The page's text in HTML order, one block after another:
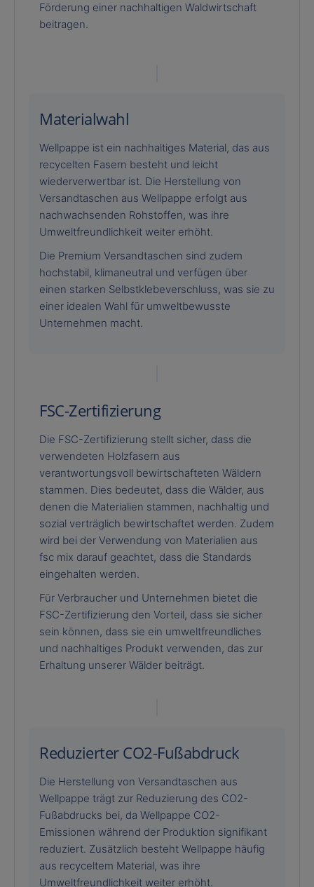
Förderung einer nachhaltigen Waldwirtschaft
beitragen.
Materialwahl
Wellpappe ist ein nachhaltiges Material, das aus
recycelten Fasern besteht und leicht
wiederverwertbar ist. Die Herstellung von
Versandtaschen aus Wellpappe erfolgt aus
nachwachsenden Rohstoffen, was ihre
Umweltfreundlichkeit weiter erhöht.
Die Premium Versandtaschen sind zudem
hochstabil, klimaneutral und verfügen über
einen starken Selbstklebeverschluss, was sie zu
einer idealen Wahl für umweltbewusste
Unternehmen macht.
FSC-Zertifizierung
Die FSC-Zertifizierung stellt sicher, dass die
verwendeten Holzfasern aus
verantwortungsvoll bewirtschafteten Wäldern
stammen. Dies bedeutet, dass die Wälder, aus
denen die Materialien stammen, nachhaltig und
sozial verträglich bewirtschaftet werden. Zudem
wird bei der Verwendung von Materialien aus
fsc mix darauf geachtet, dass die Standards
eingehalten werden.
Für Verbraucher und Unternehmen bietet die
FSC-Zertifizierung den Vorteil, dass sie sicher
sein können, dass sie ein umweltfreundliches
und nachhaltiges Produkt verwenden, das zur
Erhaltung unserer Wälder beiträgt.
Reduzierter CO2-Fußabdruck
Die Herstellung von Versandtaschen aus
Wellpappe trägt zur Reduzierung des CO2-
Fußabdrucks bei, da Wellpappe CO2-
Emissionen während der Produktion signifikant
reduziert. Zusätzlich besteht Wellpappe häufig
aus recyceltem Material, was ihre
Umweltfreundlichkeit weiter erhöht.